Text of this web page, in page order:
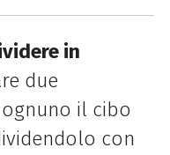
in
due
il cibo
con